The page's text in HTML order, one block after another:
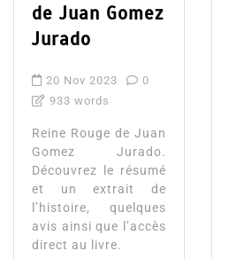
de Juan Gomez
Jurado
20 Nov 2023
0
933 words
Reine Rouge de Juan
Gomez Jurado.
Découvrez le résumé
et un extrait de
l’histoire, quelques
avis ainsi que l’accès
direct au livre.